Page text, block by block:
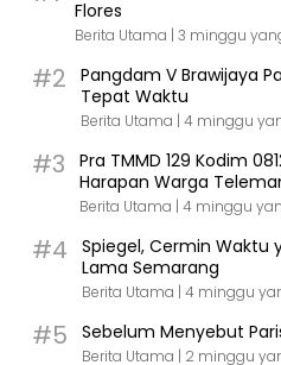
Flores
Berita Utama | 3 minggu
#2
Pangdam V Brawijaya
Tepat Waktu
Berita Utama | 4 minggu
#3
Pra TMMD 129 Kodim
Harapan Warga
Berita Utama | 4 minggu
#4
Spiegel, Cermin Waktu
Lama Semarang
Berita Utama | 4 minggu
#5 Sebelum Menyebut
Berita Utama | 2 minggu